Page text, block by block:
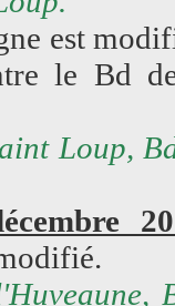
est
le Bd
Loup,